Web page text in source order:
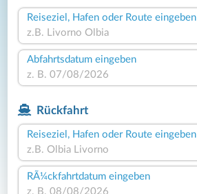
Reiseziel, Hafen oder Route eingeben
Abfahrtsdatum eingeben
Rückfahrt
Reiseziel, Hafen oder Route eingeben
RÃ¼ckfahrtdatum eingeben